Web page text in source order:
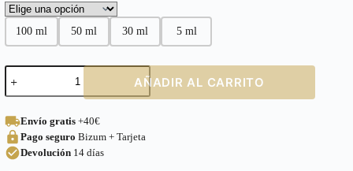
100 ml 50 ml 30 ml 5 ml
Perfume
equivalente
a
Parfums
de
Marly
AÑADIR AL CARRITO
Envío gratis +40€
Pago seguro Bizum + Tarjeta
Devolución 14 días